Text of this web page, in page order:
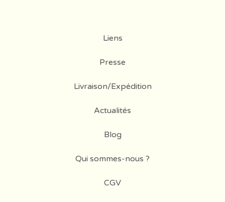
Liens
Presse
Livraison/Expédition
Actualités
Blog
Qui sommes-nous ?
CGV